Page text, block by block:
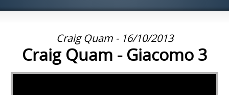
Craig Quam - 16/10/2013
Craig Quam - Giacomo 3